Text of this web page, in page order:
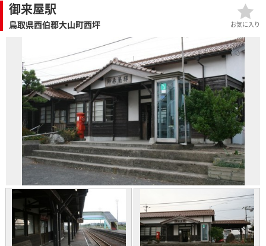
御来屋駅
鳥取県西伯郡大山町西坪 お気に入り